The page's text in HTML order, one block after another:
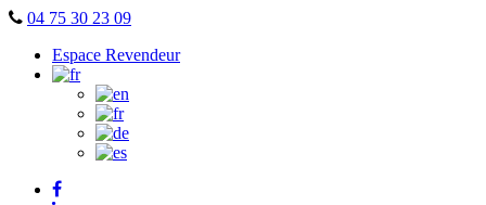
Skip
content
04 75 30 23 09
Espace Revendeur